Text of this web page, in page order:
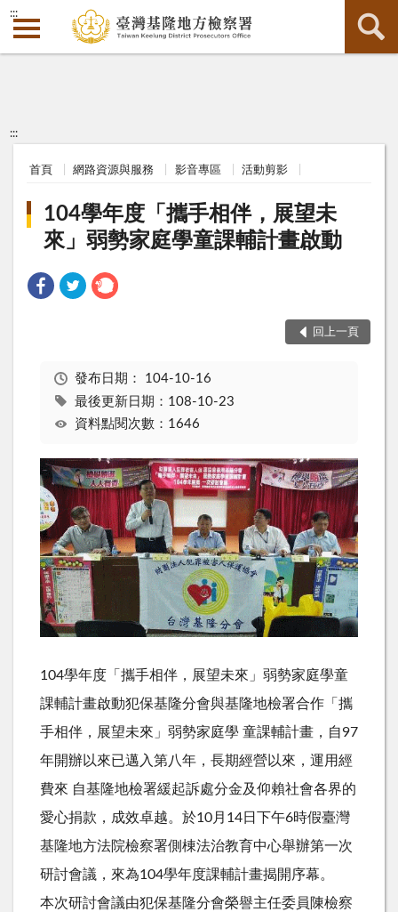
:::
:::
首頁 網路資源與服務 影音專區 活動剪影
104學年度「攜手相伴，展望未
來」弱勢家庭學童課輔計畫啟動
回上一頁
發布日期： 104-10-16
最後更新日期：108-10-23
資料點閱次數：1646
104學年度「攜手相伴，展望未來」弱勢家庭學童
課輔計畫啟動犯保基隆分會與基隆地檢署合作「攜
手相伴，展望未來」弱勢家庭學 童課輔計畫，自97
年開辦以來已邁入第八年，長期經營以來，運用經
費來 自基隆地檢署緩起訴處分金及仰賴社會各界的
愛心捐款，成效卓越。於10月14日下午6時假臺灣
基隆地方法院檢察署側棟法治教育中心舉辦第一次
研討會議，來為104學年度課輔計畫揭開序幕。
本次研討會議由犯保基隆分會榮譽主任委員陳檢察